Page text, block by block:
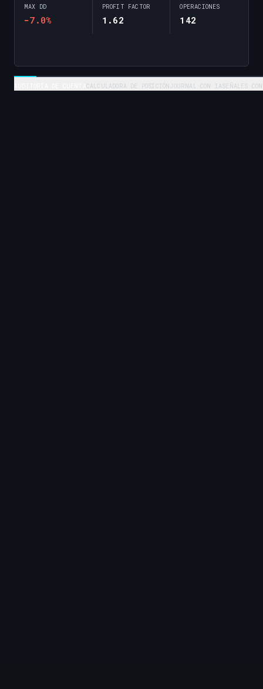
MAX DD
−7.0%
PROFIT FACTOR
1.62
OPERACIONES
142
CALCULADORA DE POSICIÓN JOURNAL CON IASEÑALES